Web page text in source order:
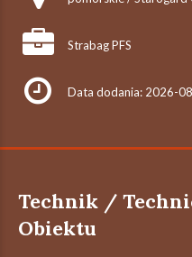
Strabag PFS
Data dodania: 2026-
Technik /
Obiektu